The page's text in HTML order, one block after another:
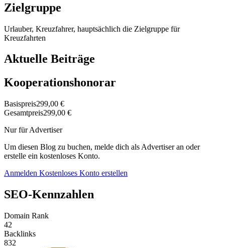
Zielgruppe
Urlauber, Kreuzfahrer, hauptsächlich die Zielgruppe für
Kreuzfahrten
Aktuelle Beiträge
Kooperationshonorar
Basispreis299,00 €
Gesamtpreis299,00 €
Nur für Advertiser
Um diesen Blog zu buchen, melde dich als Advertiser an oder
erstelle ein kostenloses Konto.
Anmelden Kostenloses Konto erstellen
SEO-Kennzahlen
Domain Rank
42
Backlinks
832